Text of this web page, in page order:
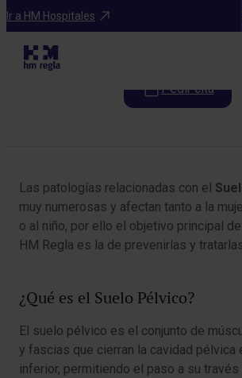
Ir a HM Hospitales
Programas médicos
Unidad de Suelo
Pedir cita
Las patologías relacionadas con el
muy numerosas y afectan tanto a la
o al niño, por ello el objetivo principal
HM Regla es la de prevenirlas y
¿Qué es el Suelo Pélvico?
El suelo pélvico es el conjunto de
y fascias que cierran la cavidad pélvica
inferior, permitiendo el paso a su través